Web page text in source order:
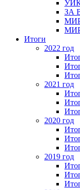
ЗА
Итоги
2022 год
2021 год
2020 год
2019 год